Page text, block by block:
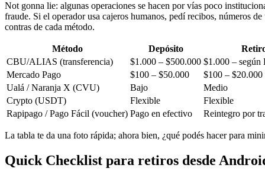
Not gonna lie: algunas operaciones se hacen por vías poco
fraude. Si el operador usa cajeros humanos, pedí recibos, números
contras de cada método.
Método Depósito
CBU/ALIAS (transferencia)
$1.000 – $500.000 $1.000 –
Mercado Pago
$100 – $50.000
$100 – $20.000
Ualá / Naranja X (CVU)
Bajo
Medio
Crypto (USDT)
Flexible
Flexible
Rapipago / Pago Fácil (voucher) Pago en efectivo Reintegro por
La tabla te da una foto rápida; ahora bien, ¿qué podés hacer para
Quick Checklist para retiros desde